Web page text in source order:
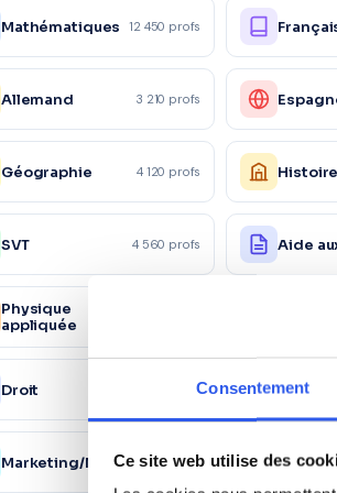
Consentement
Ce site web utilise des
Mathématiques 12 450 profs
Allemand 3 210 profs
Géographie 4 120 profs Histoire
SVT 4 560 profs Aide
Physique
appliquée
Droit 2 890 profs Éco-
Marketing/Mercatique1 870 profs